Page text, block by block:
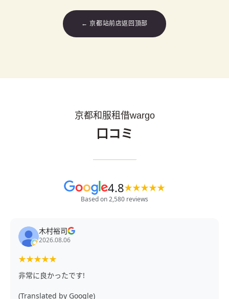
← 京都站前店返回頂部
京都和服租借wargo
口コミ
4.8★★★★★
Based on 2,580 reviews
木村裕司
2026.08.06
★★★★★
非常に良かったです!
(Translated by Google)